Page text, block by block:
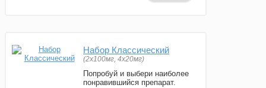
Набор Классический
(2x100мг, 4x20мг)
Попробуй и выбери наиболее
понравившийся препарат.